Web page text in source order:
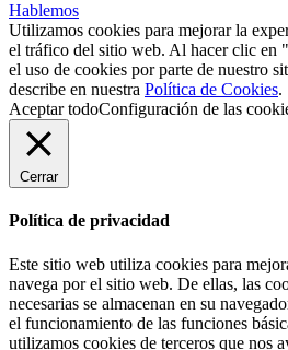
Hablemos
Utilizamos cookies para mejorar la
el tráfico del sitio web. Al hacer clic en
el uso de cookies por parte de nuestro
describe en nuestra Política de Cookies.
Aceptar todoConfiguración de las
Cerrar
Política de privacidad
Este sitio web utiliza cookies para
navega por el sitio web. De ellas, las
necesarias se almacenan en su
el funcionamiento de las funciones
utilizamos cookies de terceros que nos